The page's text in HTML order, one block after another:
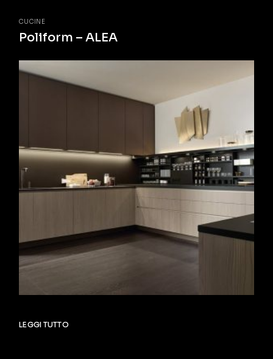
LEGGI TUTTO
CUCINE
Poliform – ALEA